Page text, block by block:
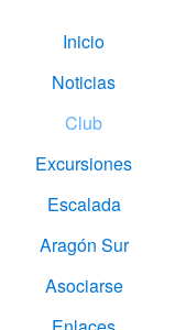
Inicio
Noticias
Club
Excursiones
Escalada
Aragón Sur
Asociarse